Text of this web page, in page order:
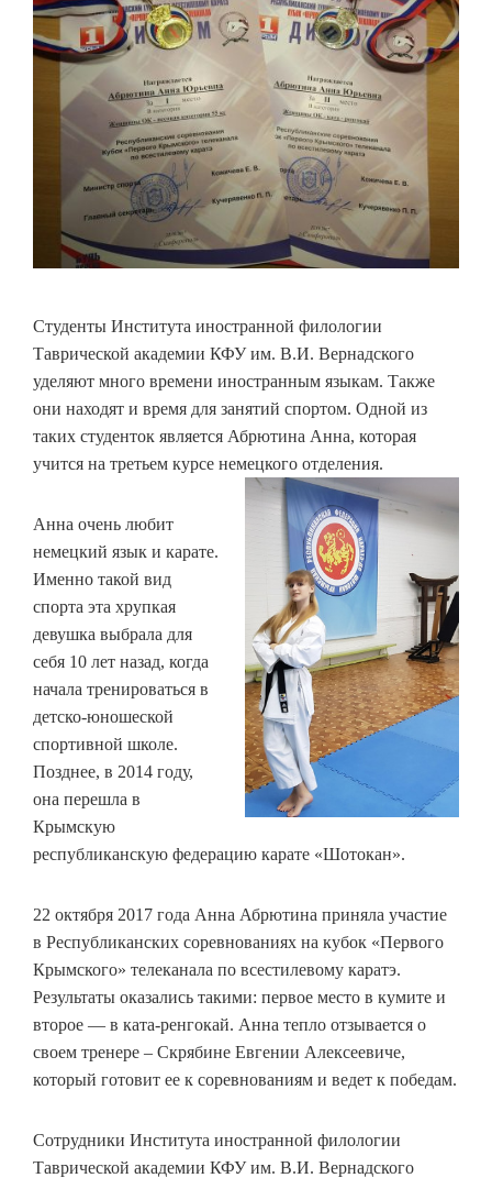
Студенты Института иностранной филологии
Таврической академии КФУ им. В.И. Вернадского
уделяют много времени иностранным языкам. Также
они находят и время для занятий спортом. Одной из
таких студенток является Абрютина Анна, которая
учится на третьем курсе немецкого отделения.
Анна очень любит
немецкий язык и карате.
Именно такой вид
спорта эта хрупкая
девушка выбрала для
себя 10 лет назад, когда
начала тренироваться в
детско-юношеской
спортивной школе.
Позднее, в 2014 году,
она перешла в
Крымскую
республиканскую федерацию карате «Шотокан».
22 октября 2017 года Анна Абрютина приняла участие
в Республиканских соревнованиях на кубок «Первого
Крымского» телеканала по всестилевому каратэ.
Результаты оказались такими: первое место в кумите и
второе — в ката-ренгокай. Анна тепло отзывается о
своем тренере – Скрябине Евгении Алексеевиче,
который готовит ее к соревнованиям и ведет к победам.
Сотрудники Института иностранной филологии
Таврической академии КФУ им. В.И. Вернадского